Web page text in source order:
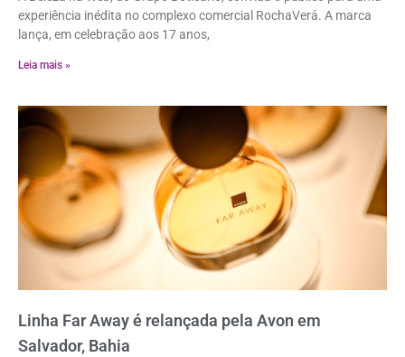
experiência inédita no complexo comercial RochaVerá. A marca
lança, em celebração aos 17 anos,
Leia mais »
Linha Far Away é relançada pela Avon em
Salvador, Bahia